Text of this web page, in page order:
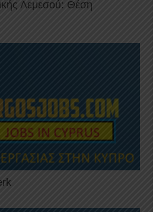
Λεμεσού: Θέση